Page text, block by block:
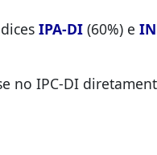
IPA-DI (60%) e
no IPC-DI